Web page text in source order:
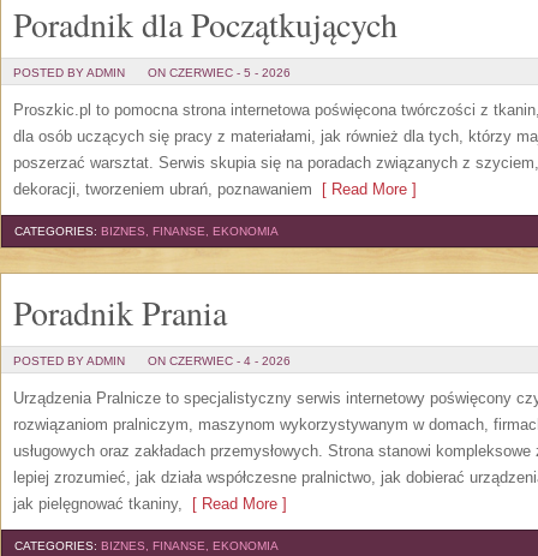
Poradnik dla Początkujących
POSTED BY ADMIN ON CZERWIEC - 5 - 2026
Proszkic.pl to pomocna strona internetowa poświęcona twórczości z
dla osób uczących się pracy z materiałami, jak również dla tych, którzy
poszerzać warsztat. Serwis skupia się na poradach związanych z
dekoracji, tworzeniem ubrań, poznawaniem [ Read More ]
CATEGORIES: BIZNES, FINANSE, EKONOMIA
Poradnik Prania
POSTED BY ADMIN ON CZERWIEC - 4 - 2026
Urządzenia Pralnicze to specjalistyczny serwis internetowy poświęcony
rozwiązaniom pralniczym, maszynom wykorzystywanym w domach,
usługowych oraz zakładach przemysłowych. Strona stanowi
lepiej zrozumieć, jak działa współczesne pralnictwo, jak dobierać
jak pielęgnować tkaniny, [ Read More ]
CATEGORIES: BIZNES, FINANSE, EKONOMIA